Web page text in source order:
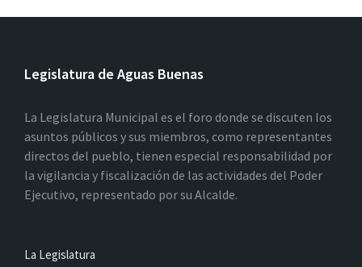
Legislatura de Aguas Buenas
La Legislatura Municipal es el foro donde se discuten los
asuntos públicos y sus miembros, como representantes
directos del pueblo, tienen especial responsabilidad por
la vigilancia y fiscalización de las actividades del Poder
Ejecutivo, representado por su Alcalde.
La Legislatura